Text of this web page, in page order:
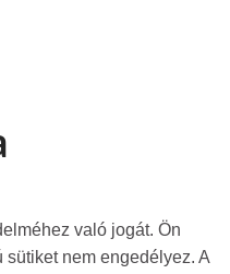
való jogát. Ön
nem engedélyez. A